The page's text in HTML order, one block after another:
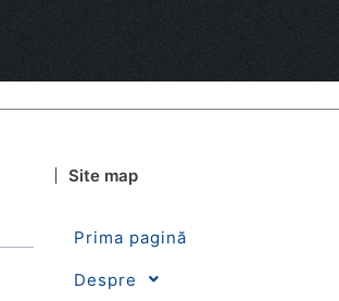
Site map
Prima pagină
Despre